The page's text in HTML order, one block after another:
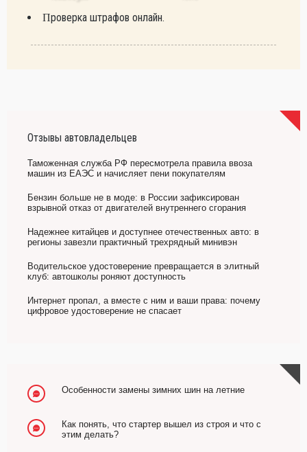
Проверка штрафов онлайн.
Отзывы автовладельцев
Таможенная служба РФ пересмотрела правила ввоза
машин из ЕАЭС и начисляет пени покупателям
Бензин больше не в моде: в России зафиксирован
взрывной отказ от двигателей внутреннего сгорания
Надежнее китайцев и доступнее отечественных авто: в
регионы завезли практичный трехрядный минивэн
Водительское удостоверение превращается в элитный
клуб: автошколы роняют доступность
Интернет пропал, а вместе с ним и ваши права: почему
цифровое удостоверение не спасает
Особенности замены зимних шин на летние
Как понять, что стартер вышел из строя и что с
этим делать?